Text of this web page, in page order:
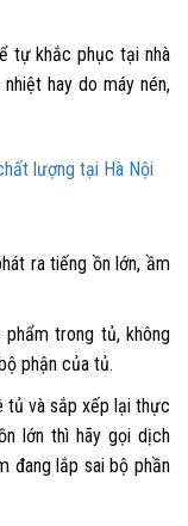
tự khắc phục tại nhà
hay do máy nén,
lượng tại Hà Nội
ra tiếng ồn lớn, ầm
phẩm trong tủ, không
phận của tủ.
tủ và sắp xếp lại thực
lớn thì hãy gọi dịch
đang lắp sai bộ phần